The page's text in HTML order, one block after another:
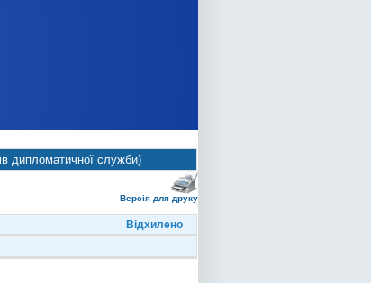
дипломатичної служби)
Версія для друку
Відхилено